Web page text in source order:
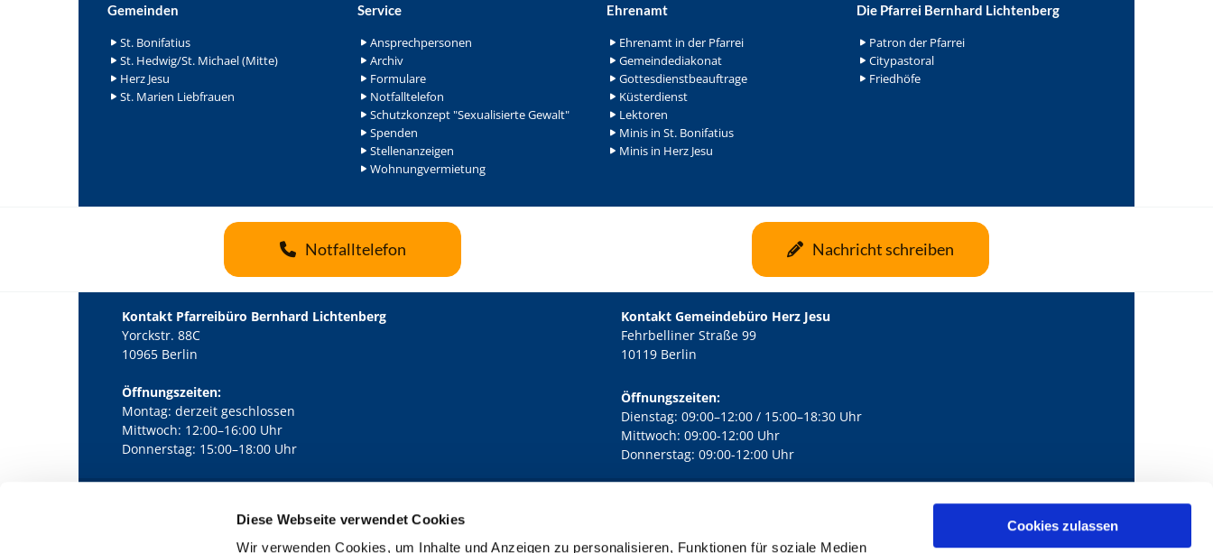
Diese Webseite verwendet Cookies
Wir verwenden Cookies, um Inhalte und Anzeigen zu personalisieren, Funktionen für soziale Medien
Cookies zulassen
Gemeinden
St. Bonifatius
St. Hedwig/St. Michael (Mitte)
Herz Jesu
St. Marien Liebfrauen
Service
Ansprechpersonen
Archiv
Formulare
Notfalltelefon
Schutzkonzept "Sexualisierte Gewalt"
Spenden
Stellenanzeigen
Wohnungvermietung
Ehrenamt
Ehrenamt in der Pfarrei
Gemeindediakonat
Gottesdienstbeauftrage
Küsterdienst
Lektoren
Minis in St. Bonifatius
Minis in Herz Jesu
Die Pfarrei Bernhard Lichtenberg
Patron der Pfarrei
Citypastoral
Friedhöfe
Notfalltelefon Nachricht schreiben
Kontakt Pfarreibüro Bernhard Lichtenberg
Yorckstr. 88C
10965 Berlin
Öffnungszeiten:
Montag: derzeit geschlossen
Mittwoch: 12:00–16:00 Uhr
Donnerstag: 15:00–18:00 Uhr
Kontakt Gemeindebüro Herz Jesu
Fehrbelliner Straße 99
10119 Berlin
Öffnungszeiten:
Dienstag: 09:00–12:00 / 15:00–18:30 Uhr
Mittwoch: 09:00-12:00 Uhr
Donnerstag: 09:00-12:00 Uhr
Kath. Kirchengemeinde Pfarrei Bernhard Lichtenberg Berlin-Mitte · Yorckstr. 88C, 10965 Berlin mail@bernhard-lichtenberg.berlin